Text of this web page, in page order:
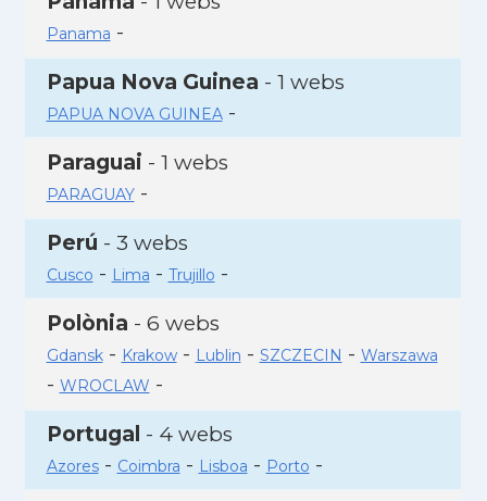
Panama -
Papua Nova Guinea - 1 webs
PAPUA NOVA GUINEA-
Paraguai - 1 webs
PARAGUAY-
Perú - 3 webs
Cusco - Lima - Trujillo -
Polònia - 6 webs
Gdansk- Krakow- Lublin - SZCZECIN - Warszawa
- WROCLAW -
Portugal - 4 webs
Azores- Coimbra - Lisboa - Porto -